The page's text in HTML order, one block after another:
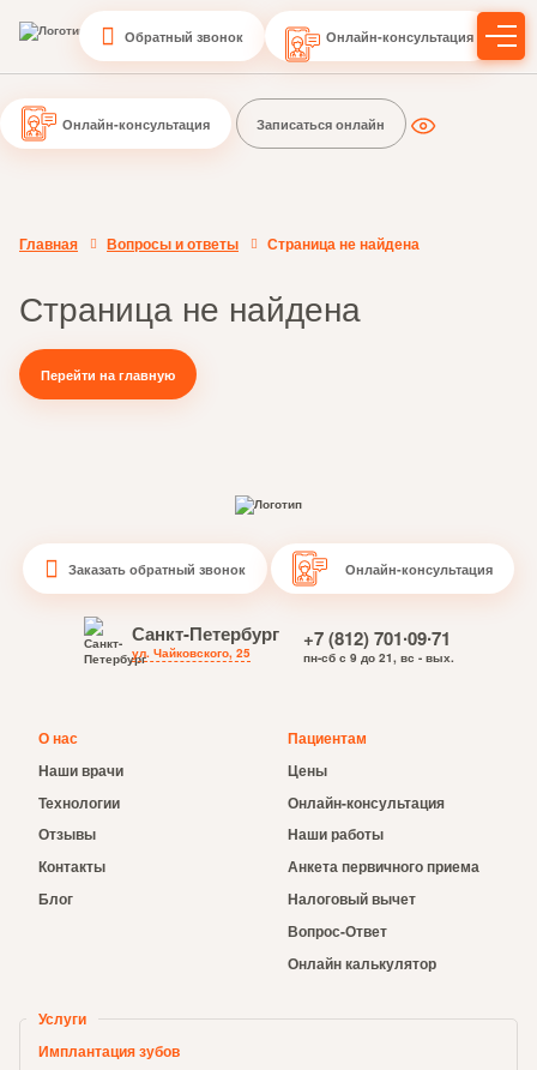
Обратный звонок Онлайн-консультация
Онлайн-консультация Записаться онлайн
Главная Вопросы и ответы Страница не найдена
Страница не найдена
Перейти на главную
Санкт-Петербург
ул. Чайковского, 25
+7 (812) 701∙09∙71
пн-сб с 9 до 21, вс - вых.
Заказать обратный звонок Онлайн-консультация
О нас
Наши врачи
Технологии
Отзывы
Контакты
Блог
Пациентам
Цены
Онлайн-консультация
Наши работы
Анкета первичного приема
Налоговый вычет
Вопрос-Ответ
Онлайн калькулятор
Услуги
Имплантация зубов